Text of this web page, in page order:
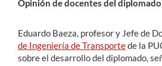
Opinión de docentes del diplomado
Eduardo Baeza, profesor y Jefe de
de Ingeniería de Transportede la
sobre el desarrollo del diplomado,